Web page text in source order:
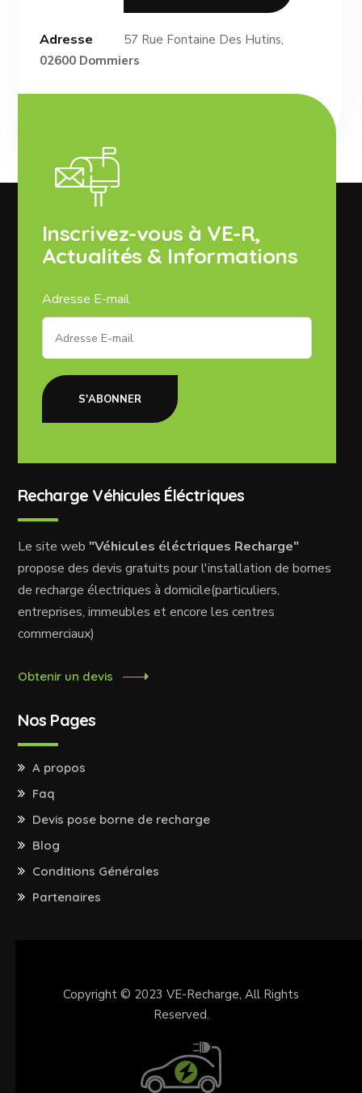
Adresse
57 Rue Fontaine Des Hutins,
02600 Dommiers
Inscrivez-vous à VE-R,
Actualités & Informations
Adresse E-mail
S'ABONNER
Recharge Véhicules Éléctriques
Le site web "Véhicules éléctriques Recharge"
propose des devis gratuits pour l'installation de bornes
de recharge électriques à domicile(particuliers,
entreprises, immeubles et encore les centres
commerciaux)
Obtenir un devis
Nos Pages
A propos
Faq
Devis pose borne de recharge
Blog
Conditions Générales
Partenaires
Copyright © 2023 VE-Recharge, All Rights
Reserved.